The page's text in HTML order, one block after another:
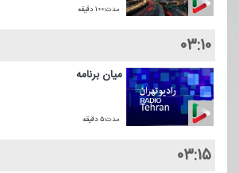
مدت:۱۰۰ دقیقه
۰۳:۱۰
میان برنامه
مدت:۵ دقیقه
۰۳:۱۵